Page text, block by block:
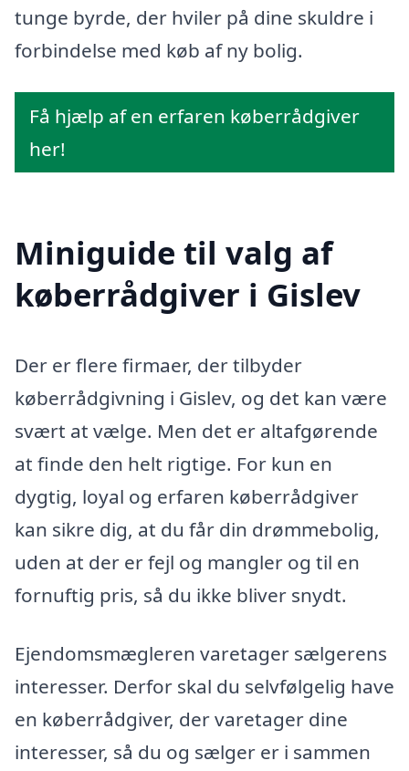
tunge byrde, der hviler på dine skuldre i
forbindelse med køb af ny bolig.
Få hjælp af en erfaren køberrådgiver
her!
Miniguide til valg af
køberrådgiver i Gislev
Der er flere firmaer, der tilbyder
køberrådgivning i Gislev, og det kan være
svært at vælge. Men det er altafgørende
at finde den helt rigtige. For kun en
dygtig, loyal og erfaren køberrådgiver
kan sikre dig, at du får din drømmebolig,
uden at der er fejl og mangler og til en
fornuftig pris, så du ikke bliver snydt.
Ejendomsmægleren varetager sælgerens
interesser. Derfor skal du selvfølgelig have
en køberrådgiver, der varetager dine
interesser, så du og sælger er i sammen